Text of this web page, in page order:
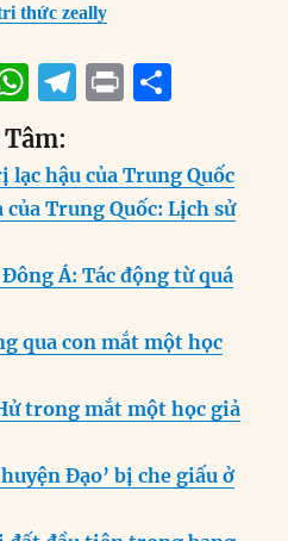
thức zeally
W
h
at
s
A
p
T
g
r
a
P
n
t
a
re
Tâm:
lạc hậu của Trung Quốc
Trung Quốc: Lịch sử
Á: Tác động từ quá
qua con mắt một học
trong mắt một học giả
Đạo’ bị che giấu ở